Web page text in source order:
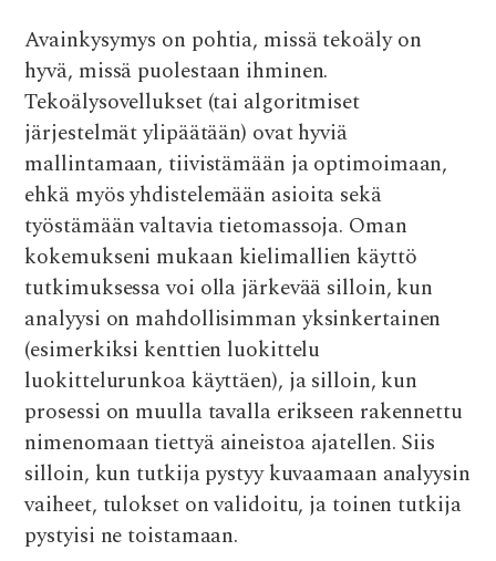
Avainkysymys on pohtia, missä tekoäly on
hyvä, missä puolestaan ihminen.
Tekoälysovellukset (tai algoritmiset
järjestelmät ylipäätään) ovat hyviä
mallintamaan, tiivistämään ja optimoimaan,
ehkä myös yhdistelemään asioita sekä
työstämään valtavia tietomassoja. Oman
kokemukseni mukaan kielimallien käyttö
tutkimuksessa voi olla järkevää silloin, kun
analyysi on mahdollisimman yksinkertainen
(esimerkiksi kenttien luokittelu
luokittelurunkoa käyttäen), ja silloin, kun
prosessi on muulla tavalla erikseen rakennettu
nimenomaan tiettyä aineistoa ajatellen. Siis
silloin, kun tutkija pystyy kuvaamaan analyysin
vaiheet, tulokset on validoitu, ja toinen tutkija
pystyisi ne toistamaan.